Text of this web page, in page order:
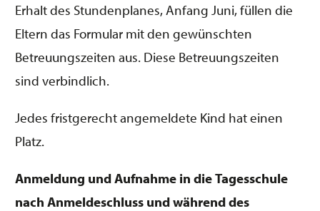
Erhalt des Stundenplanes, Anfang Juni, füllen die
Eltern das Formular mit den gewünschten
Betreuungszeiten aus. Diese Betreuungszeiten
sind verbindlich.
Jedes fristgerecht angemeldete Kind hat einen
Platz.
Anmeldung und Aufnahme in die Tagesschule
nach Anmeldeschluss und während des